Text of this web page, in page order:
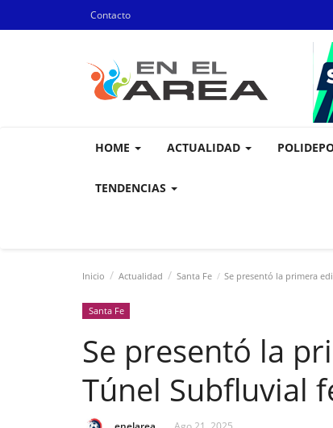
Contacto
HOME ACTUALIDAD
TENDENCIAS
Inicio Actualidad Santa Fe Se presentó la primera
Santa Fe
Se presentó la
Túnel Subfluvial